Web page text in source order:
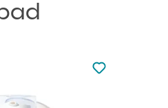
zu den
zu Ihren